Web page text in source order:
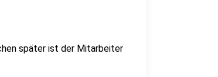
später ist der Mitarbeiter